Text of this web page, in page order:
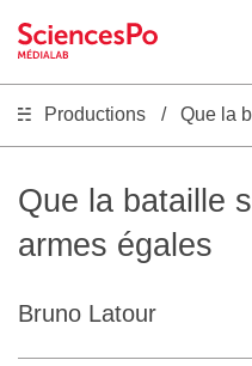
News
Productions
Activities
Productions Que la
Que la bataille
armes égales
Bruno Latour